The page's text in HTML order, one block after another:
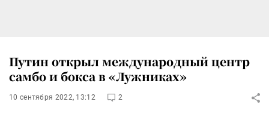
Путин открыл международный центр
самбо и бокса в «Лужниках»
10 сентября 2022, 13:12 2